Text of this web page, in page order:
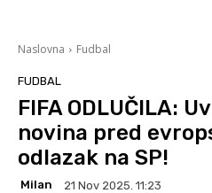
Naslovna Fudbal
FUDBAL
FIFA ODLUČILA:
novina pred
odlazak na SP!
Milan 21 Nov 2025. 11:23